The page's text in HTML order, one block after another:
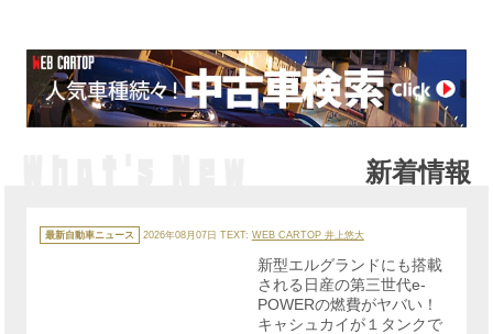
新着情報
カ
テ
ゴ
最新自動車ニュース 2026年08月07日 TEXT: WEB CARTOP 井上悠大
新型エルグランドにも搭載
される日産の第三世代e-
POWERの燃費がヤバい！
キャシュカイが１タンクで